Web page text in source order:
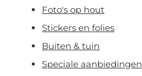
Foto's op hout
Stickers en folies
Buiten & tuin
Speciale aanbiedingen